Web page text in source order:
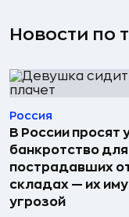
Новости по
Россия
В России просят
банкротство для
пострадавших
складах — их
угрозой